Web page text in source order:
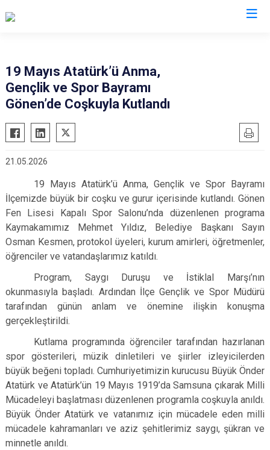
Atabey
Gelendost
Şarkikaraağaç
Senirkent
Aksu
19 Mayıs Atatürk’ü Anma,
Gençlik ve Spor Bayramı
Gönen’de Coşkuyla Kutlandı
21.05.2026
19 Mayıs Atatürk’ü Anma, Gençlik ve Spor Bayramı
İlçemizde büyük bir coşku ve gurur içerisinde kutlandı. Gönen
Fen Lisesi Kapalı Spor Salonu’nda düzenlenen programa
Kaymakamımız Mehmet Yıldız, Belediye Başkanı Sayın
Osman Kesmen, protokol üyeleri, kurum amirleri, öğretmenler,
öğrenciler ve vatandaşlarımız katıldı.
Program, Saygı Duruşu ve İstiklal Marşı’nın
okunmasıyla başladı. Ardından İlçe Gençlik ve Spor Müdürü
tarafından günün anlam ve önemine ilişkin konuşma
gerçekleştirildi.
Kutlama programında öğrenciler tarafından hazırlanan
spor gösterileri, müzik dinletileri ve şiirler izleyicilerden
büyük beğeni topladı. Cumhuriyetimizin kurucusu Büyük Önder
Atatürk ve Atatürk’ün 19 Mayıs 1919’da Samsuna çıkarak Milli
Mücadeleyi başlatması düzenlenen programla coşkuyla anıldı.
Büyük Önder Atatürk ve vatanımız için mücadele eden milli
mücadele kahramanları ve aziz şehitlerimiz saygı, şükran ve
minnetle anıldı.